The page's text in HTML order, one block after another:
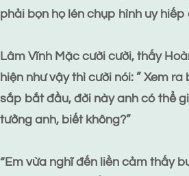
phải bọn họ lén chụp hình uy hiếp
Lâm Vĩnh Mặc cười cười, thấy
hiện như vậy thì cười nói: ” Xem
sắp bắt đầu, đời này anh có thể
tưởng anh, biết không?”
“Em vừa nghĩ đến liền cảm thấy